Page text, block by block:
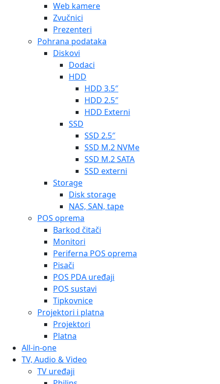
Web kamere
Zvučnici
Prezenteri
Pohrana podataka
Diskovi
Dodaci
HDD
HDD 3.5″
HDD 2.5″
HDD Externi
SSD
SSD 2.5″
SSD M.2 NVMe
SSD M.2 SATA
SSD externi
Storage
Disk storage
NAS, SAN, tape
POS oprema
Barkod čitači
Monitori
Periferna POS oprema
Pisači
POS PDA uređaji
POS sustavi
Tipkovnice
Projektori i platna
Projektori
Platna
All-in-one
TV, Audio & Video
TV uređaji